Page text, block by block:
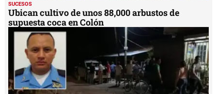
SUCESOS
Ubican cultivo de unos 88,000 arbustos de
supuesta coca en Colón